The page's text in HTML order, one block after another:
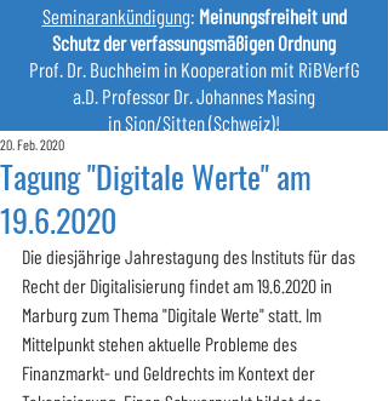
Seminarankündigung: Meinungsfreiheit und
Schutz der verfassungsmäßigen Ordnung
Prof. Dr. Buchheim in Kooperation mit RiBVerfG
a.D. Professor Dr. Johannes Masing
in Sion/Sitten (Schweiz)!
Tagung "Digitale Werte" am
19.6.2020
20. Feb. 2020
Die diesjährige Jahrestagung des Instituts für das
Recht der Digitalisierung findet am 19.6.2020 in
Marburg zum Thema "Digitale Werte" statt. Im
Mittelpunkt stehen aktuelle Probleme des
Finanzmarkt- und Geldrechts im Kontext der